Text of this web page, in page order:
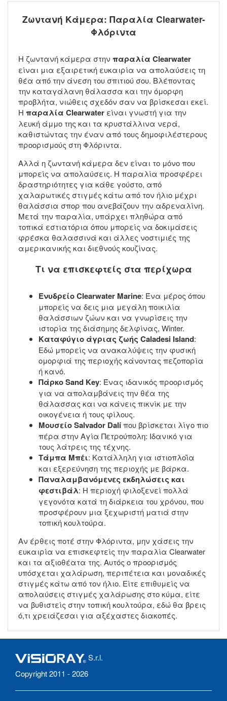
Ζωντανή Κάμερα: Παραλία Clearwater-
Φλόριντα
Η ζωντανή κάμερα στην παραλία Clearwater
είναι μια εξαιρετική ευκαιρία να απολαύσεις τη
θέα από την άνεση του σπιτιού σου. Βλέποντας
την καταγάλανη θάλασσα και την όμορφη
προβλήτα, νιώθεις σχεδόν σαν να βρίσκεσαι εκεί.
Η παραλία Clearwater είναι γνωστή για την
λευκή άμμο της και τα κρυστάλλινα νερά,
καθιστώντας την έναν από τους δημοφιλέστερους
προορισμούς στη Φλόριντα.
Αλλά η ζωντανή κάμερα δεν είναι το μόνο που
μπορείς να απολαύσεις. Η παραλία προσφέρει
δραστηριότητες για κάθε γούστο, από
χαλαρωτικές στιγμές κάτω από τον ήλιο μέχρι
θαλάσσια σπορ που ανεβάζουν την αδρεναλίνη.
Μετά την παραλία, υπάρχει πληθώρα από
τοπικά εστιατόρια όπου μπορείς να δοκιμάσεις
φρέσκα θαλασσινά και άλλες νοστιμιές της
αμερικανικής και διεθνούς κουζίνας.
Τι να επισκεφτείς στα περίχωρα
Ενυδρείο Clearwater Marine: Ένα μέρος όπου
μπορείς να δεις μια μεγάλη ποικιλία
θαλάσσιων ζώων και να γνωρίσεις την
ιστορία της διάσημης δελφίνας, Winter.
Καταφύγιο άγριας ζωής Caladesi Island:
Εδώ μπορείς να ανακαλύψεις την φυσική
ομορφιά της περιοχής κάνοντας πεζοπορία
ή κανό.
Πάρκο Sand Key: Ένας ιδανικός προορισμός
για να απολαμβάνεις την θέα της
θάλασσας και να κάνεις πικνίκ με την
οικογένεια ή τους φίλους.
Μουσείο Salvador Dalíπου βρίσκεται λίγο πιο
πέρα στην Αγία Πετρούπολη: Ιδανικό για
τους λάτρεις της τέχνης.
Τάμπα Μπέι: Κατάλληλη για ιστιοπλοΐα
και εξερεύνηση της περιοχής με βάρκα.
Παναλαμβανόμενες εκδηλώσεις και
φεστιβάλ: Η περιοχή φιλοξενεί πολλά
γεγονότα κατά τη διάρκεια του χρόνου, που
προσφέρουν μια ξεχωριστή ματιά στην
τοπική κουλτούρα.
Αν έρθεις ποτέ στην Φλόριντα, μην χάσεις την
ευκαιρία να επισκεφτείς την παραλία Clearwater
και τα αξιοθέατα της. Αυτός ο προορισμός
υπόσχεται χαλάρωση, περιπέτεια και μοναδικές
στιγμές κάτω από τον ήλιο. Είτε επιθυμείς να
απολαύσεις στιγμές χαλάρωσης στο κύμα, είτε
να βυθιστείς στην τοπική κουλτούρα, εδώ θα βρεις
ό,τι χρειάζεσαι για αξέχαστες διακοπές.
S.r.l.
Copyright 2011 - 2026